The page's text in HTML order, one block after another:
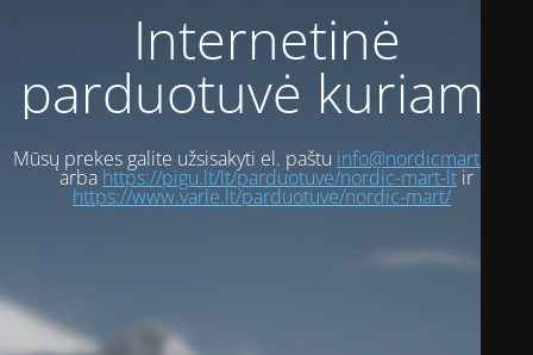
Internetinė
parduotuvė kuriama
Mūsų prekes galite užsisakyti el. paštu info@nordicmart.com
arba https://pigu.lt/lt/parduotuve/nordic-mart-ltir
https://www.varle.lt/parduotuve/nordic-mart/